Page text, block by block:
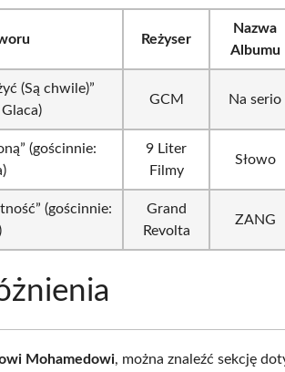
Reżyser
Nazwa
Albumu
(Są chwile)”
GCM Na serio
(gościnnie:
9 Liter
Filmy
Słowo
(gościnnie:
Grand
Revolta
ZANG
Mohamedowi, można znaleźć sekcję